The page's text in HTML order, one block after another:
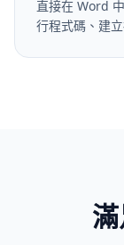
直接在 Word
行程式碼、建